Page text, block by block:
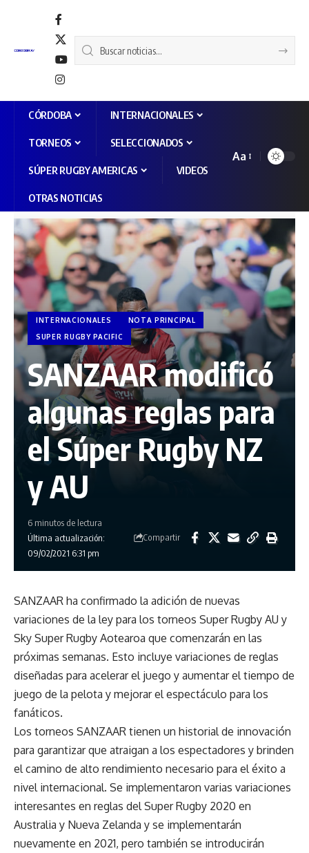
CÓRDOBA INTERNACIONALES
TORNEOS SELECCIONADOS
SÚPER RUGBY AMERICAS VIDEOS
OTRAS NOTICIAS
Aa
INTERNACIONALES
NOTA PRINCIPAL
SUPER RUGBY PACIFIC
SANZAAR modificó
algunas reglas para
el Súper Rugby NZ
y AU
Última actualización:
09/02/2021 6:31 pm
6 minutos de lectura
Compartir
SANZAAR ha confirmado la adición de nuevas
variaciones de la ley para los torneos Super Rugby AU y
Sky Super Rugby Aotearoa que comenzarán en las
próximas semanas. Esto incluye variaciones de reglas
diseñadas para acelerar el juego y aumentar el tiempo de
juego de la pelota y mejorar el espectáculo para los
fanáticos.
Los torneos SANZAAR tienen un historial de innovación
para garantizar que atraigan a los espectadores y brinden
el camino de alto rendimiento necesario para el éxito a
nivel internacional. Se implementaron varias variaciones
interesantes en reglas del Super Rugby 2020 en
Australia y Nueva Zelanda y se implementarán
nuevamente en 2021, pero también se introducirán